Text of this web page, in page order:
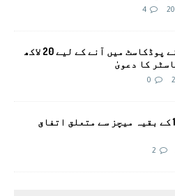
4
ہانیہ عامر نے پوڈکاسٹ میں آنے کے لیے 20 لاکھ
کا دعویٰ
0
پی ایس ایل 10 کے بقیہ میچز سے متعلق اتفاق
2